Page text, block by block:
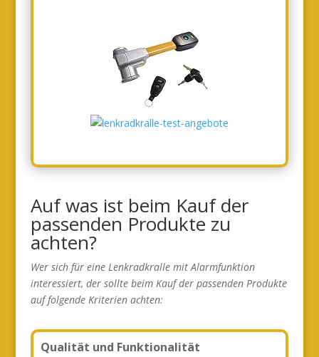
Auf was ist beim Kauf der
passenden Produkte zu
achten?
Wer sich für eine Lenkradkralle mit Alarmfunktion
interessiert, der sollte beim Kauf der passenden Produkte
auf folgende Kriterien achten:
Qualität und Funktionalität